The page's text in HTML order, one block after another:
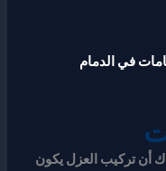
في الدمام
أن تركيب العزل يكون